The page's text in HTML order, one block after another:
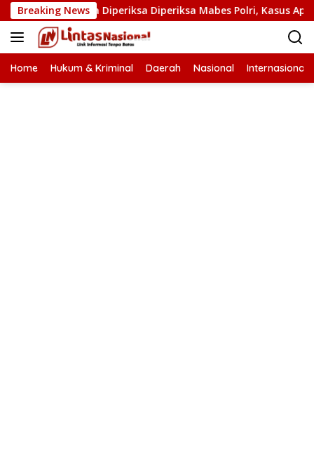
Langsung
ke
konten
Breaking News
Diperiksa Diperiksa Mabes Polri, Kasus Apa?
Home Hukum & Kriminal Daerah Nasional Internasional